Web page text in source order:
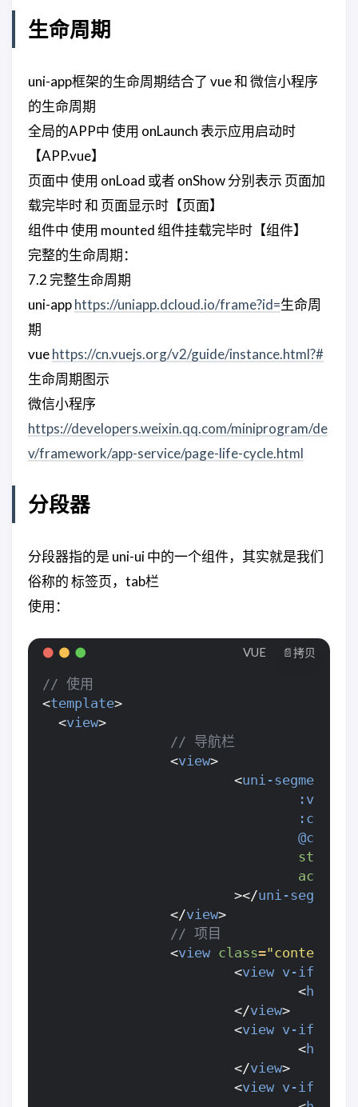
生命周期
uni-app框架的生命周期结合了 vue 和 微信小程序
的生命周期
全局的APP中 使用 onLaunch 表示应用启动时
【APP.vue】
页面中 使用 onLoad 或者 onShow 分别表示 页面加
载完毕时 和 页面显示时【页面】
组件中 使用 mounted 组件挂载完毕时【组件】
完整的生命周期：
7.2 完整生命周期
uni-apphttps://uniapp.dcloud.io/frame?id=生命周
期
vuehttps://cn.vuejs.org/v2/guide/instance.html?#
生命周期图示
微信小程序
https://developers.weixin.qq.com/miniprogram/de
v/framework/app-service/page-life-cycle.html
分段器
分段器指的是 uni-ui 中的一个组件，其实就是我们
俗称的 标签页，tab栏
使用：
<template>
<view>
<view>
<uni-
:values
style
active
></uni-
</view>
<view class="content"
<view v-if
<home-
</view>
<view v-if
<home-
</view>
<view v-if
📄拷贝
VUE